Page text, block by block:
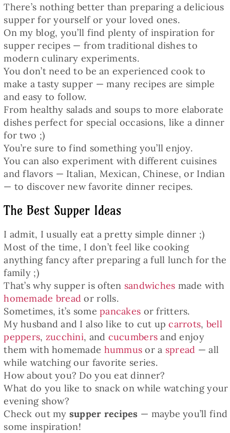
Healthy and fit
World Cuisines
SKLEP
English
There’s nothing better than preparing a delicious
supper for yourself or your loved ones.
On my blog, you’ll find plenty of inspiration for
supper recipes — from traditional dishes to
modern culinary experiments.
You don’t need to be an experienced cook to
make a tasty supper — many recipes are simple
and easy to follow.
From healthy salads and soups to more elaborate
dishes perfect for special occasions, like a dinner
for two ;)
You’re sure to find something you’ll enjoy.
You can also experiment with different cuisines
and flavors — Italian, Mexican, Chinese, or Indian
— to discover new favorite dinner recipes.
The Best Supper Ideas
I admit, I usually eat a pretty simple dinner ;)
Most of the time, I don’t feel like cooking
anything fancy after preparing a full lunch for the
family ;)
That’s why supper is often sandwiches made with
homemade bread or rolls.
Sometimes, it’s somepancakes or fritters.
My husband and I also like to cut upcarrots, bell
peppers, zucchini, and cucumbers and enjoy
them with homemade hummus or a spread — all
while watching our favorite series.
How about you? Do you eat dinner?
What do you like to snack on while watching your
evening show?
Check out my supper recipes — maybe you’ll find
some inspiration!